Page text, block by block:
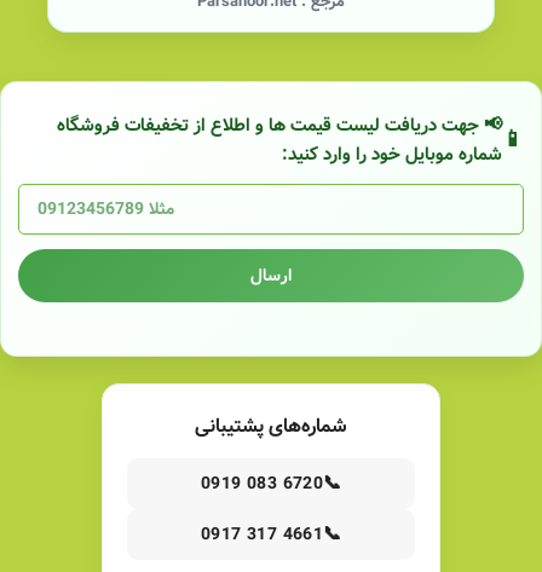
📢 جهت دریافت لیست قیمت ها و اطلاع از تخفیفات فروشگاه
شماره موبایل خود را وارد کنید:
ارسال
شماره‌های پشتیبانی
📞
0919 083 6720
📞
0917 317 4661